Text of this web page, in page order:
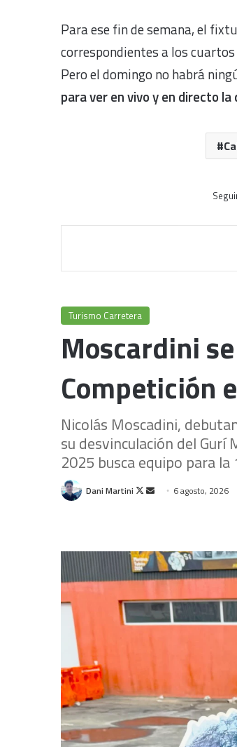
Para ese fin de semana, el
correspondientes a los
Pero el domingo no habrá
para ver en vivo y en directo